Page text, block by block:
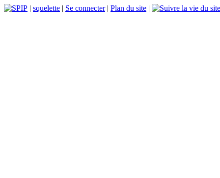
| squelette | Se connecter| Plan du site |